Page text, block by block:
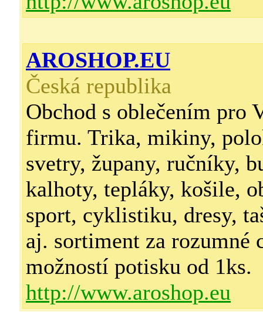
AROSHOP.EU
Česká republika
Obchod s oblečením pro
firmu. Trika, mikiny,
svetry, župany, ručníky,
kalhoty, tepláky, košile,
sport, cyklistiku, dresy,
aj. sortiment za rozumné
možností potisku od 1ks.
http://www.aroshop.eu